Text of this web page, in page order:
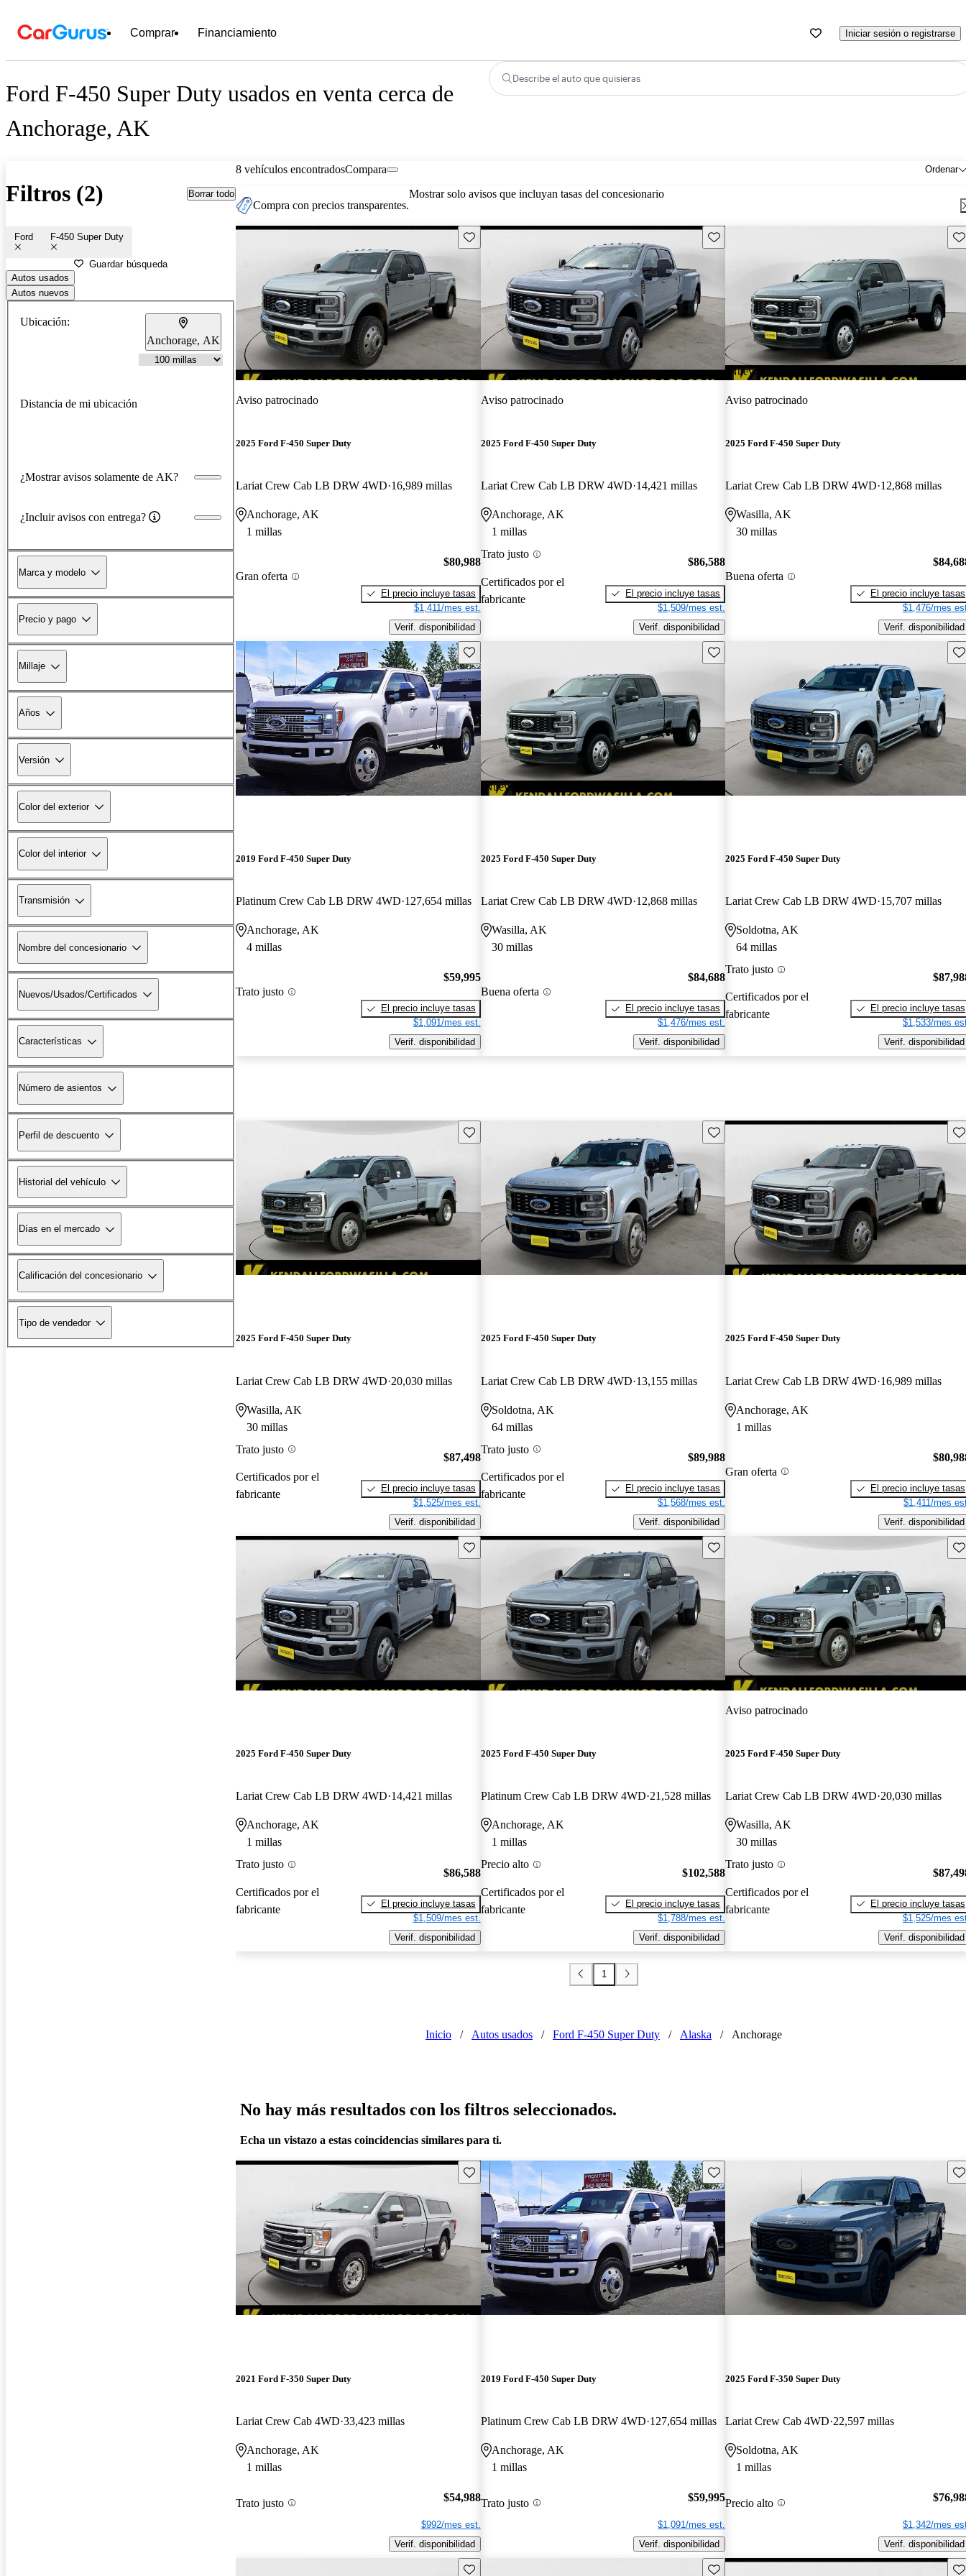
Comprar Financiamiento Iniciar sesión o registrarse
Ford F-450 Super Duty usados en venta cerca de
Anchorage, AK
Describe el auto que quisieras
Filtros (2) Borrar todo
Ford F-450 Super Duty
Guardar búsqueda
Autos usados
Autos nuevos
Ubicación:
Anchorage, AK
Distancia de mi ubicación
¿Mostrar avisos solamente de AK?
¿Incluir avisos con entrega?
Marca y modelo
Precio y pago
Millaje
Años
Versión
Color del exterior
Color del interior
Transmisión
Nombre del concesionario
Nuevos/Usados/Certificados
Características
Número de asientos
Perfil de descuento
Historial del vehículo
Días en el mercado
Calificación del concesionario
Tipo de vendedor
8 vehículos encontrados Ordenar
Compara
Compra con precios transparentes.
Mostrar solo avisos que incluyan tasas del concesionario
Guarda este Aviso
Aviso patrocinado
2025 Ford F-450 Super Duty
Lariat Crew Cab LB DRW 4WD 16,989 millas
Anchorage, AK
1 millas
Gran oferta
$80,988
El precio incluye tasas
$1,411/mes est.
Verif. disponibilidad
Guarda este Aviso
Aviso patrocinado
2025 Ford F-450 Super Duty
Lariat Crew Cab LB DRW 4WD 14,421 millas
Anchorage, AK
1 millas
Trato justo
Certificados por el
fabricante
$86,588
El precio incluye tasas
$1,509/mes est.
Verif. disponibilidad
¡Nuevo!
Aviso patrocinado
2025 Ford F-450 Super Duty
Lariat Crew Cab LB DRW 4WD 12,868 millas
Wasilla, AK
30 millas
Buena oferta
El precio incluye tasas
$1,476/mes
Verif. disponibilidad
Guarda este Aviso
2019 Ford F-450 Super Duty
Platinum Crew Cab LB DRW 4WD 127,654 millas
Anchorage, AK
4 millas
Trato justo
$59,995
El precio incluye tasas
$1,091/mes est.
Verif. disponibilidad
¡Nuevo!
Guarda este Aviso
2025 Ford F-450 Super Duty
Lariat Crew Cab LB DRW 4WD 12,868 millas
Wasilla, AK
30 millas
Buena oferta
$84,688
El precio incluye tasas
$1,476/mes est.
Verif. disponibilidad
2025 Ford F-450 Super Duty
Lariat Crew Cab LB DRW 4WD 15,707 millas
Soldotna, AK
64 millas
Trato justo
Certificados por el
fabricante
El precio incluye tasas
$1,533/mes
Verif. disponibilidad
Guarda este Aviso
2025 Ford F-450 Super Duty
Lariat Crew Cab LB DRW 4WD 20,030 millas
Wasilla, AK
30 millas
Trato justo
Certificados por el
fabricante
$87,498
El precio incluye tasas
$1,525/mes est.
Verif. disponibilidad
Guarda este Aviso
2025 Ford F-450 Super Duty
Lariat Crew Cab LB DRW 4WD 13,155 millas
Soldotna, AK
64 millas
Trato justo
Certificados por el
fabricante
$89,988
El precio incluye tasas
$1,568/mes est.
Verif. disponibilidad
2025 Ford F-450 Super Duty
Lariat Crew Cab LB DRW 4WD 16,989 millas
Anchorage, AK
1 millas
Gran oferta
El precio incluye tasas
$1,411/mes
Verif. disponibilidad
Guarda este Aviso
2025 Ford F-450 Super Duty
Lariat Crew Cab LB DRW 4WD 14,421 millas
Anchorage, AK
1 millas
Trato justo
Certificados por el
fabricante
$86,588
El precio incluye tasas
$1,509/mes est.
Verif. disponibilidad
Guarda este Aviso
2025 Ford F-450 Super Duty
Platinum Crew Cab LB DRW 4WD 21,528 millas
Anchorage, AK
1 millas
Precio alto
Certificados por el
fabricante
$102,588
El precio incluye tasas
$1,788/mes est.
Verif. disponibilidad
Aviso patrocinado
2025 Ford F-450 Super Duty
Lariat Crew Cab LB DRW 4WD 20,030 millas
Wasilla, AK
30 millas
Trato justo
Certificados por el
fabricante
El precio incluye tasas
$1,525/mes
Verif. disponibilidad
1
Inicio / Autos usados / Ford F-450 Super Duty / Alaska / Anchorage
No hay más resultados con los filtros seleccionados.
Echa un vistazo a estas coincidencias similares para ti.
Guarda este Aviso
2021 Ford F-350 Super Duty
Lariat Crew Cab 4WD 33,423 millas
Anchorage, AK
1 millas
Trato justo $54,988
$992/mes est.
Verif. disponibilidad
Guarda este Aviso
2019 Ford F-450 Super Duty
Platinum Crew Cab LB DRW 4WD 127,654 millas
Anchorage, AK
1 millas
Trato justo $59,995
$1,091/mes est.
Verif. disponibilidad
2025 Ford F-350 Super Duty
Lariat Crew Cab 4WD 22,597 millas
Soldotna, AK
1 millas
Precio alto
$1,342/mes
Verif. disponibilidad
Guarda este Aviso Guarda este Aviso